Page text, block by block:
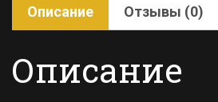
Описание Отзывы (0)
Описание